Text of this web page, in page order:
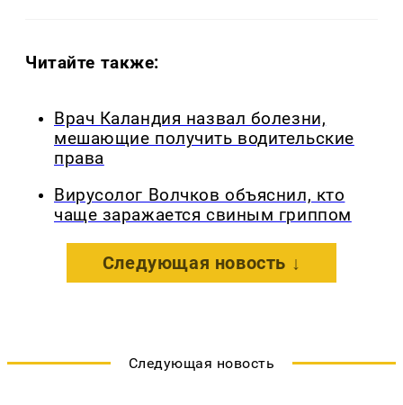
Читайте также:
Врач Каландия назвал болезни,
мешающие получить водительские
права
Вирусолог Волчков объяснил, кто
чаще заражается свиным гриппом
Следующая новость ↓
Следующая новость